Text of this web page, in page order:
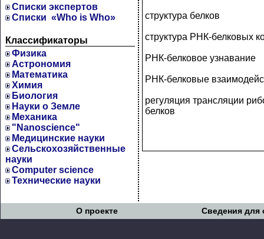
Cписки экспертов
Списки «Who is Who»
Классификаторы
Физика
Астрономия
Математика
Химия
Биология
Науки о Земле
Механика
"Nanoscience"
Медицинские науки
Сельскохозяйственные
науки
Computer science
Технические науки
cтруктура белков
структура РНК-белковых
РНК-белковое узнавание
РНК-белковые
регуляция трансляции
белков
О проекте Сведения для